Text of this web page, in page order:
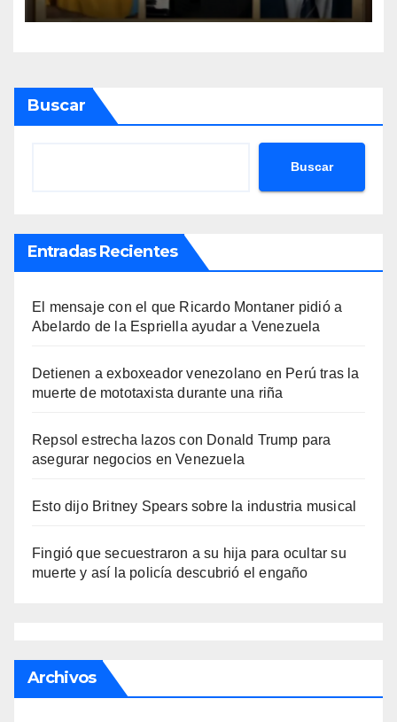
Buscar
Buscar
Entradas Recientes
El mensaje con el que Ricardo Montaner pidió a
Abelardo de la Espriella ayudar a Venezuela
Detienen a exboxeador venezolano en Perú tras la
muerte de mototaxista durante una riña
Repsol estrecha lazos con Donald Trump para
asegurar negocios en Venezuela
Esto dijo Britney Spears sobre la industria musical
Fingió que secuestraron a su hija para ocultar su
muerte y así la policía descubrió el engaño
Archivos